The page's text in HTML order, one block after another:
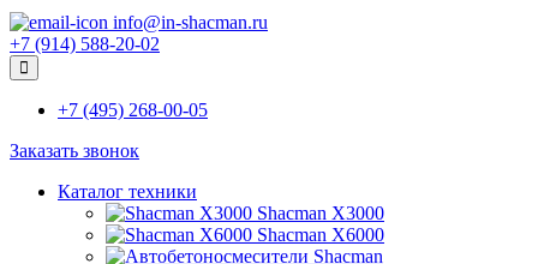
info@in-shacman.ru
+7 (914) 588-20-02
+7 (495) 268-00-05
Заказать звонок
Каталог техники
Shacman X3000
Shacman X6000